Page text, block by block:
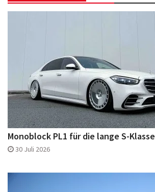
Monoblock PL1 für die lange S-Klasse
30 Juli 2026